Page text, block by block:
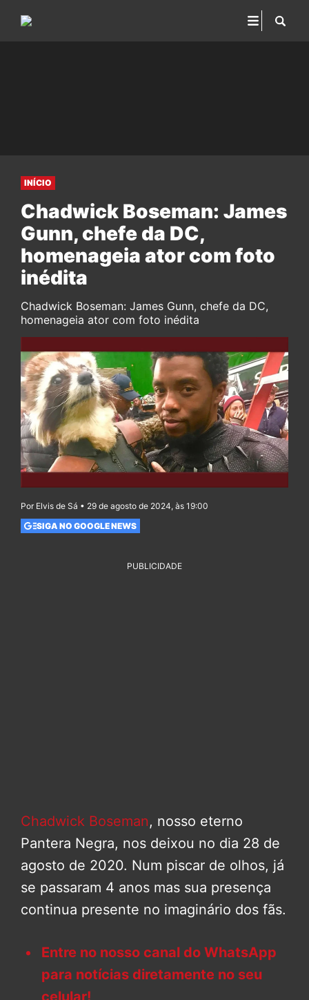
INÍCIO
Chadwick Boseman: James
Gunn, chefe da DC,
homenageia ator com foto
inédita
Chadwick Boseman: James Gunn, chefe da DC,
homenageia ator com foto inédita
Por Elvis de Sá • 29 de agosto de 2024, às 19:00
SIGA NO GOOGLE NEWS
PUBLICIDADE
Chadwick Boseman, nosso eterno
Pantera Negra, nos deixou no dia 28 de
agosto de 2020. Num piscar de olhos, já
se passaram 4 anos mas sua presença
continua presente no imaginário dos fãs.
Entre no nosso canal do WhatsApp
para notícias diretamente no seu